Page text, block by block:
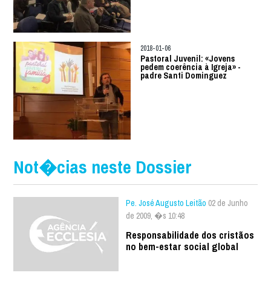
2018-01-06
Pastoral Juvenil: «Jovens
pedem coerência à Igreja» -
padre Santi Dominguez
Not�cias neste Dossier
Pe. José Augusto Leitão 02 de Junho
de 2009, �s 10:48
Responsabilidade dos cristãos
no bem-estar social global